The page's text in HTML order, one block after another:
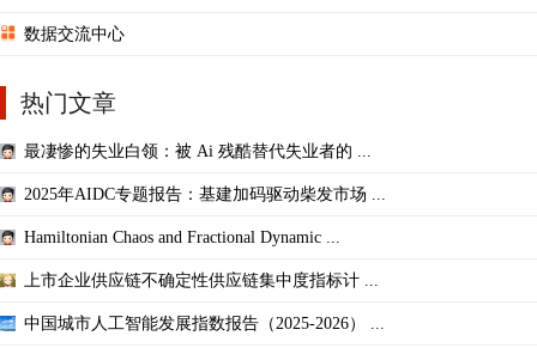
数据交流中心
热门文章
最凄惨的失业白领：被 Ai 残酷替代失业者的 ...
2025年AIDC专题报告：基建加码驱动柴发市场 ...
Hamiltonian Chaos and Fractional Dynamic ...
上市企业供应链不确定性供应链集中度指标计 ...
中国城市人工智能发展指数报告（2025-2026） ...